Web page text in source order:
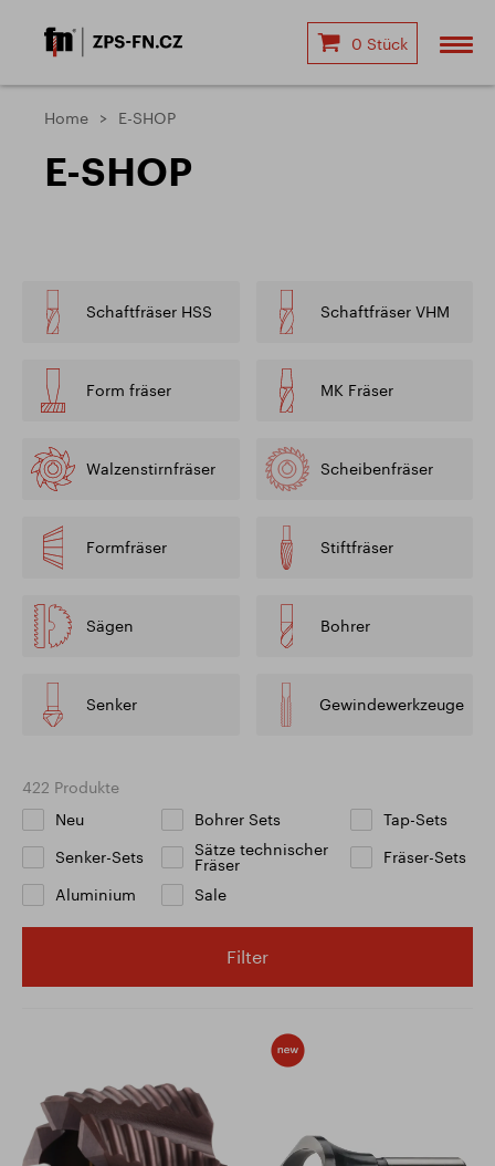
0 Stück
Home E-SHOP
E-SHOP
Schaftfräser HSS Schaftfräser VHM
Form fräser MK Fräser
Walzenstirnfräser Scheibenfräser
Formfräser Stiftfräser
Sägen Bohrer
Senker Gewindewerkzeuge
422 Produkte
Neu
Bohrer Sets
Tap-Sets
Senker-Sets
Sätze technischer
Fräser
Fräser-Sets
Aluminium
Sale
Filter